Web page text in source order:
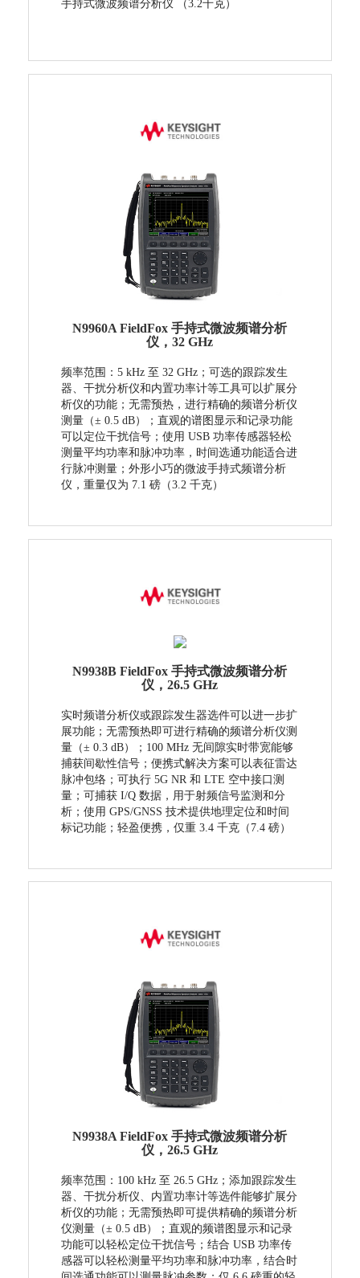
手持式微波频谱分析仪 （3.2千克）
N9960A FieldFox 手持式微波频谱分析
仪，32 GHz
频率范围：5 kHz 至 32 GHz；可选的跟踪发生
器、干扰分析仪和内置功率计等工具可以扩展分
析仪的功能；无需预热，进行精确的频谱分析仪
测量（± 0.5 dB）；直观的谱图显示和记录功能
可以定位干扰信号；使用 USB 功率传感器轻松
测量平均功率和脉冲功率，时间选通功能适合进
行脉冲测量；外形小巧的微波手持式频谱分析
仪，重量仅为 7.1 磅（3.2 千克）
N9938B FieldFox 手持式微波频谱分析
仪，26.5 GHz
实时频谱分析仪或跟踪发生器选件可以进一步扩
展功能；无需预热即可进行精确的频谱分析仪测
量（± 0.3 dB）；100 MHz 无间隙实时带宽能够
捕获间歇性信号；便携式解决方案可以表征雷达
脉冲包络；可执行 5G NR 和 LTE 空中接口测
量；可捕获 I/Q 数据，用于射频信号监测和分
析；使用 GPS/GNSS 技术提供地理定位和时间
标记功能；轻盈便携，仅重 3.4 千克（7.4 磅）
N9938A FieldFox 手持式微波频谱分析
仪，26.5 GHz
频率范围：100 kHz 至 26.5 GHz；添加跟踪发生
器、干扰分析仪、内置功率计等选件能够扩展分
析仪的功能； 无需预热即可提供精确的频谱分析
仪测量（± 0.5 dB）； 直观的频谱图显示和记录
功能可以轻松定位干扰信号； 结合 USB 功率传
感器可以轻松测量平均功率和脉冲功率，结合时